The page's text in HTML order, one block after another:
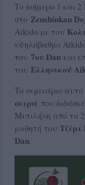
Το διήμερο 1 και
στο Zenshinkan
Aikido με τον
υψηλόβαθμο
του 7ου Dan και
του Ελληνικού
Το σεμινάριο
σειρά που
Μυτιλήνη από το
μαθητή του
Dan.